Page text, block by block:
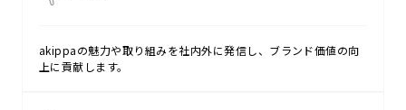
akippaの魅力や取り組みを社内外に発信し、ブランド価値の向
上に貢献します。